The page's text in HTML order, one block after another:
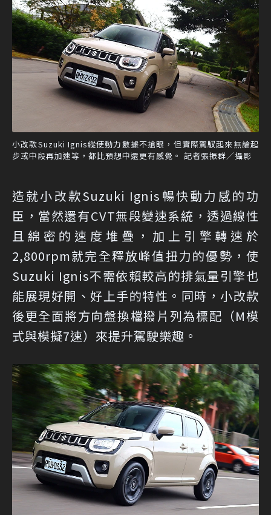
小改款Suzuki Ignis縱使動力數據不搶眼，但實際駕馭起來無論起
步或中段再加速等，都比預想中還更有感覺。 記者張振群／攝影
造就小改款Suzuki Ignis暢快動力感的功
臣，當然還有CVT無段變速系統，透過線性
且綿密的速度堆疊，加上引擎轉速於
2,800rpm就完全釋放峰值扭力的優勢，使
Suzuki Ignis不需依賴較高的排氣量引擎也
能展現好開、好上手的特性。同時，小改款
後更全面將方向盤換檔撥片列為標配（M模
式與模擬7速）來提升駕駛樂趣。